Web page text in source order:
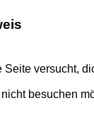
Seite versucht,
besuchen